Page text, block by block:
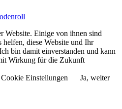
Website. Einige von ihnen sind
helfen, diese Website und Ihr
bin damit einverstanden und kann
Wirkung für die Zukunft
Cookie Einstellungen
Ja, weiter